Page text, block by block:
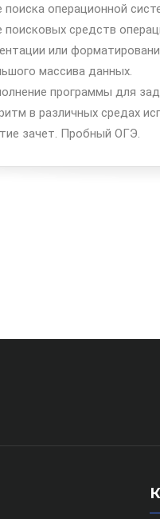
поиска операционной
поисковых средств
или
массива данных.
программы для
в различных средах
зачет. Пробный ОГЭ.